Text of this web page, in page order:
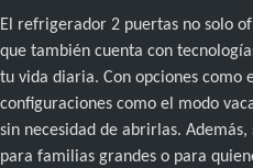
El refrigerador 2 puertas no solo
que también cuenta con
tu vida diaria. Con opciones como
configuraciones como el modo
sin necesidad de abrirlas. Además,
para familias grandes o para